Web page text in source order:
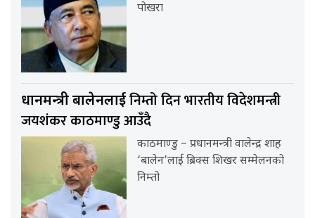
पोखरा
प्रधानमन्त्री बालेनलाईनिम्तो दिन भारतीय विदेशमन्त्री
जयशंकर काठमाण्डु आउँदै
काठमाण्डु – प्रधानमन्त्री वालेन्द्र शाह
‘बालेन’लाई ब्रिक्स शिखर सम्मेलनको
निम्तो